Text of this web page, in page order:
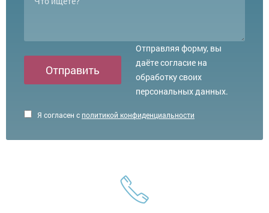
Я согласен сполитикой конфиденциальности
Отправить
Отправляя форму, вы
даёте согласие на
обработку своих
персональных данных.